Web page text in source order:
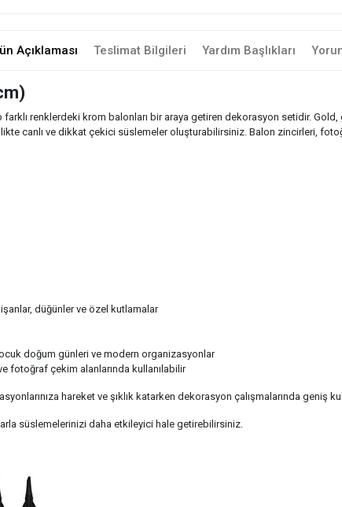
Açıklaması Teslimat Bilgileri Yardım Başlıkları
renklerdeki krom balonları bir araya getiren dekorasyon setidir.
canlı ve dikkat çekici süslemeler oluşturabilirsiniz. Balon zincirleri,
düğünler ve özel kutlamalar
doğum günleri ve modern organizasyonlar
fotoğraf çekim alanlarında kullanılabilir
hareket ve şıklık katarken dekorasyon çalışmalarında geniş
süslemelerinizi daha etkileyici hale getirebilirsiniz.